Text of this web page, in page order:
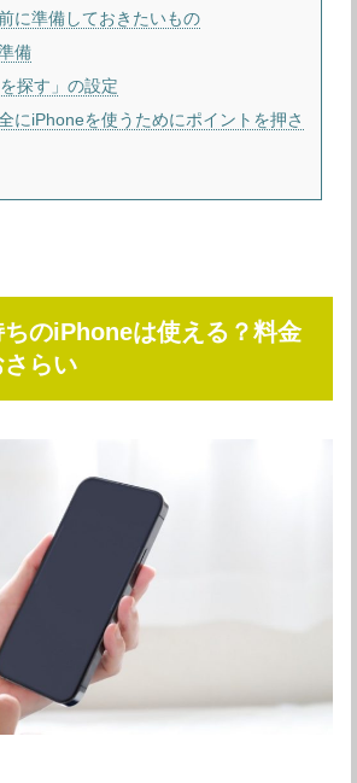
に準備しておきたいもの
備
を探す」の設定
にiPhoneを使うためにポイントを押さ
のiPhoneは使える？料金
らい